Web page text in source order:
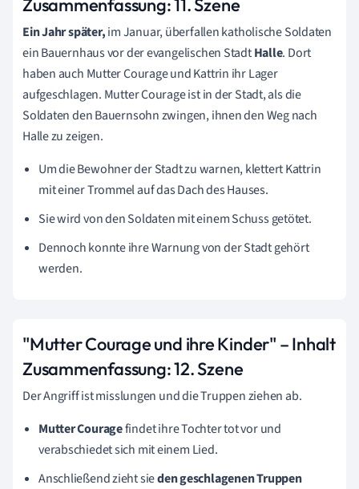
Ein Jahr später,im Januar, überfallen katholische Soldaten
ein Bauernhaus vor der evangelischen StadtHalle. Dort
haben auch Mutter Courage und Kattrin ihr Lager
aufgeschlagen. Mutter Courage ist in der Stadt, als die
Soldaten den Bauernsohn zwingen, ihnen den Weg nach
Halle zu zeigen.
Um die Bewohner der Stadt zu warnen, klettert Kattrin
mit einer Trommel auf das Dach des Hauses.
Sie wird von den Soldaten mit einem Schuss getötet.
Dennoch konnte ihre Warnung von der Stadt gehört
werden.
"Mutter Courage und ihre Kinder" – Inhalt
Zusammenfassung:12. Szene
Der Angriff ist misslungen und die Truppen ziehen ab.
Mutter Couragefindet ihre Tochter tot vor und
verabschiedet sich mit einem Lied.
Anschließend zieht sieden geschlagenen Truppen